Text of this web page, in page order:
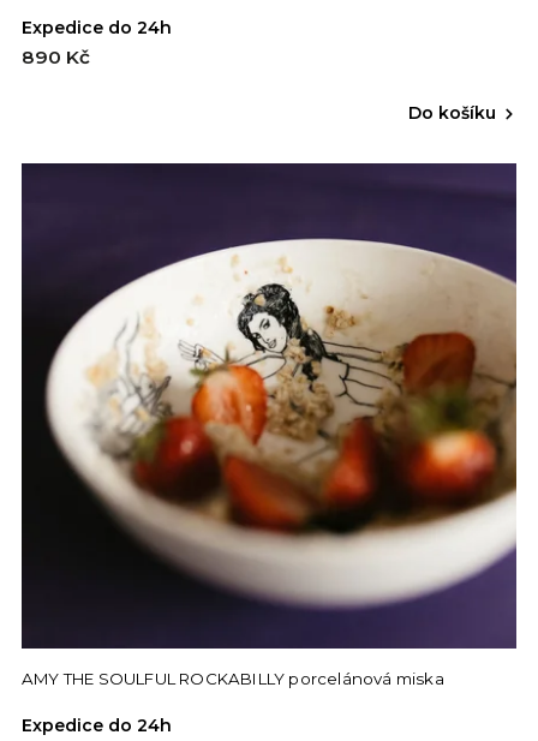
Expedice do 24h
890 Kč
Do košíku
AMY THE SOULFUL ROCKABILLY porcelánová miska
Expedice do 24h